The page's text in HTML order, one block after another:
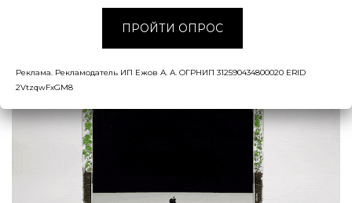
размещения на полках, рамах картин или
вокруг телевизора.ПРОЙТИ ОПРОС
Реклама. Рекламодатель ИП Ежов А. А. ОГРНИП 312590434800020 ERID
2VtzqwFxGM8